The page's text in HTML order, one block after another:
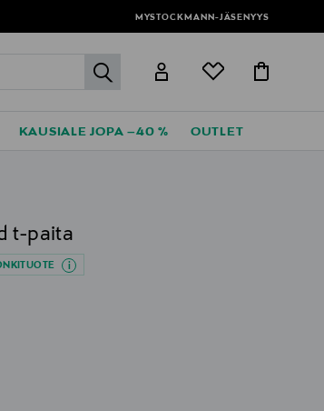
MYSTOCKMANN-JÄSENYYS
label.header.go
KAUSIALE JOPA –40 % OUTLET
t-paita